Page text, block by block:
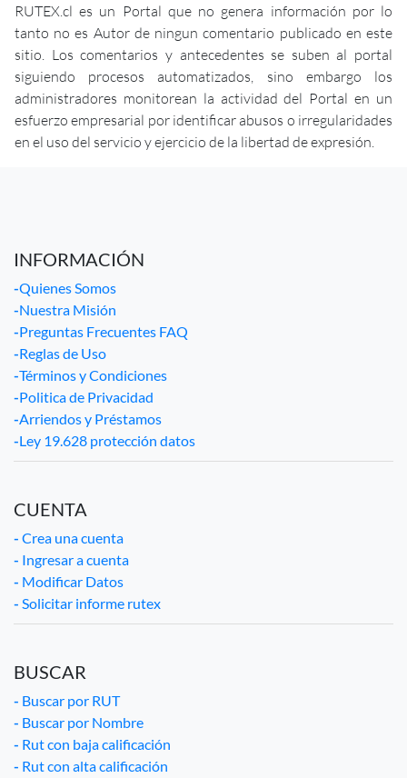
RUTEX.cl es un Portal que no genera información por lo
tanto no es Autor de ningun comentario publicado en este
sitio. Los comentarios y antecedentes se suben al portal
siguiendo procesos automatizados, sino embargo los
administradores monitorean la actividad del Portal en un
esfuerzo empresarial por identificar abusos o irregularidades
en el uso del servicio y ejercicio de la libertad de expresión.
INFORMACIÓN
-Quienes Somos
-Nuestra Misión
-Preguntas Frecuentes FAQ
-Reglas de Uso
-Términos y Condiciones
-Politica de Privacidad
-Arriendos y Préstamos
-Ley 19.628 protección datos
CUENTA
- Crea una cuenta
- Ingresar a cuenta
- Modificar Datos
- Solicitar informe rutex
BUSCAR
- Buscar por RUT
- Buscar por Nombre
- Rut con baja calificación
- Rut con alta calificación